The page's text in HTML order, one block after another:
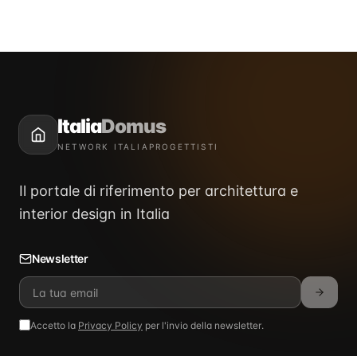
ItaliaDomus
NETWORK ITALIAPROGETTISTI
Il portale di riferimento per architettura e
interior design in Italia
Newsletter
Accetto la Privacy Policy per l'invio della newsletter.